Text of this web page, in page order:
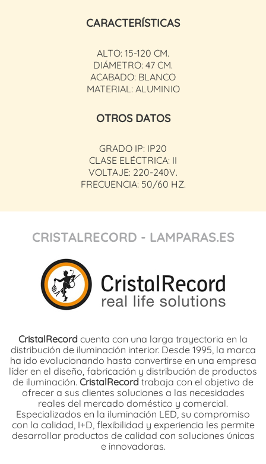
CARACTERÍSTICAS
ALTO: 15-120 CM.
DIÁMETRO: 47 CM.
ACABADO: BLANCO
MATERIAL: ALUMINIO
OTROS DATOS
GRADO IP: IP20
CLASE ELÉCTRICA: II
VOLTAJE: 220-240V.
FRECUENCIA: 50/60 HZ.
CRISTALRECORD - LAMPARAS.ES
CristalRecord cuenta con una larga trayectoria en la
distribución de iluminación interior. Desde 1995, la marca
ha ido evolucionando hasta convertirse en una empresa
líder en el diseño, fabricación y distribución de productos
de iluminación. CristalRecord trabaja con el objetivo de
ofrecer a sus clientes soluciones a las necesidades
reales del mercado doméstico y comercial.
Especializados en la iluminación LED, su compromiso
con la calidad, I+D, flexibilidad y experiencia les permite
desarrollar productos de calidad con soluciones únicas
e innovadoras.